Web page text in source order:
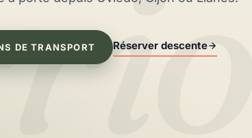
DE TRANSPORT Réserver descente